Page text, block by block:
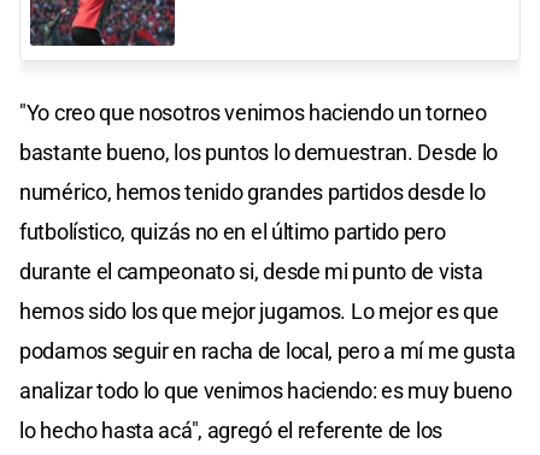
"Yo creo que nosotros venimos haciendo un torneo
bastante bueno, los puntos lo demuestran. Desde lo
numérico, hemos tenido grandes partidos desde lo
futbolístico, quizás no en el último partido pero
durante el campeonato si, desde mi punto de vista
hemos sido los que mejor jugamos. Lo mejor es que
podamos seguir en racha de local, pero a mí me gusta
analizar todo lo que venimos haciendo: es muy bueno
lo hecho hasta acá", agregó el referente de los